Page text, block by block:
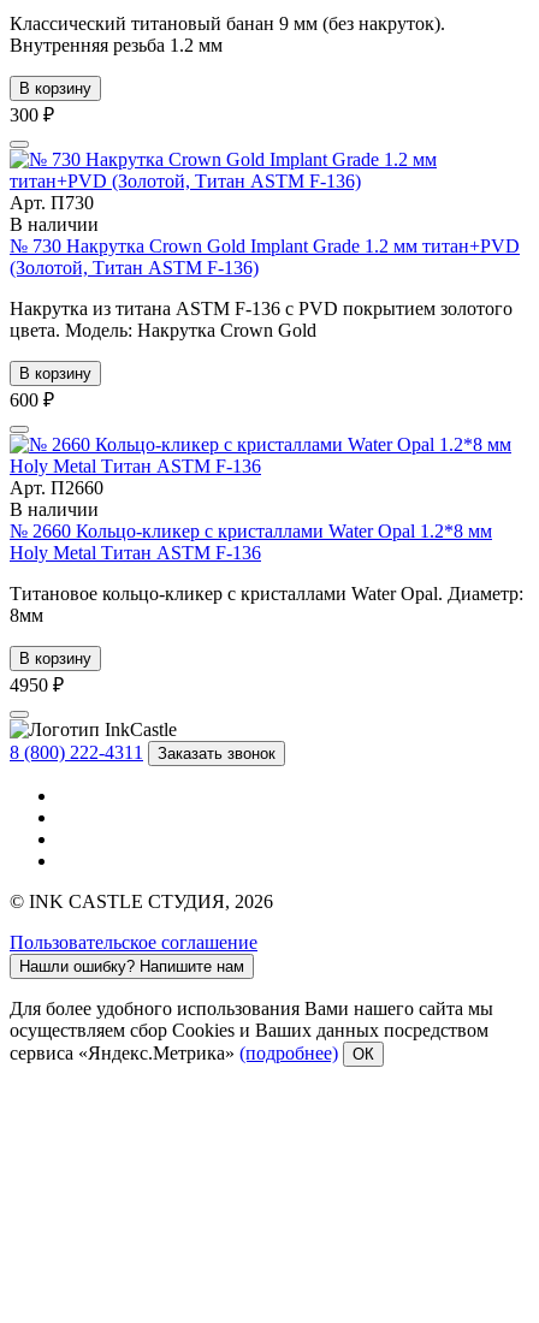
Классический титановый банан 9 мм (без накруток).
Внутренняя резьба 1.2 мм
В корзину
300 ₽
Арт. П730
В наличии
№ 730 Накрутка Crown Gold Implant Grade 1.2 мм титан+PVD
(Золотой, Титан ASTM F-136)
Накрутка из титана ASTM F-136 с PVD покрытием золотого
цвета. Модель: Накрутка Crown Gold
В корзину
600 ₽
Арт. П2660
В наличии
№ 2660 Кольцо-кликер с кристаллами Water Opal 1.2*8 мм
Holy Metal Титан ASTM F-136
Титановое кольцо-кликер с кристаллами Water Opal. Диаметр:
8мм
В корзину
4950 ₽
8 (800) 222-4311 Заказать звонок
© INK CASTLE СТУДИЯ, 2026
Пользовательское соглашение
Нашли ошибку? Напишите нам
Для более удобного использования Вами нашего сайта мы
осуществляем сбор Cookies и Ваших данных посредством
сервиса «Яндекс.Метрика» (подробнее) ОК